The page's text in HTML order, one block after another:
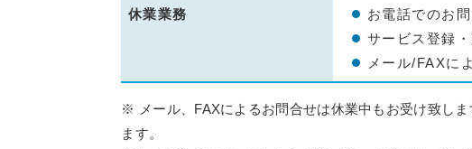
休業業務
お電話でのお
サービス登録
メール/FAXに
※ メール、FAXによるお問合せは休業中もお受け致し
ます。